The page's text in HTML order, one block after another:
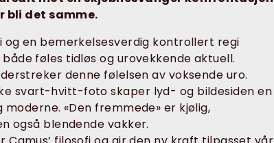
bli det samme.
en bemerkelsesverdig kontrollert regi
føles tidløs og urovekkende aktuell.
denne følelsen av voksende uro.
svart-hvitt-foto skaper lyd- og bildesiden en
«Den fremmede» er kjølig,
også blendende vakker.